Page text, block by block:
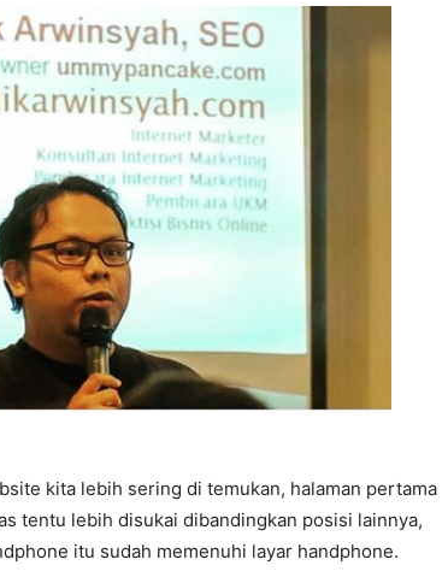
kita lebih sering di temukan, halaman pertama
tentu lebih disukai dibandingkan posisi lainnya,
itu sudah memenuhi layar handphone.